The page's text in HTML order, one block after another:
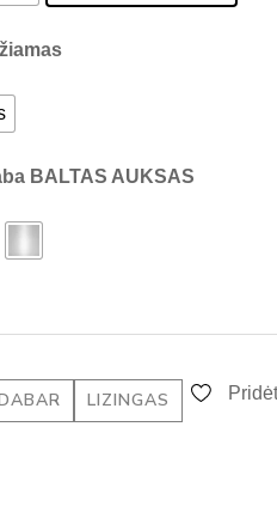
BALTAS AUKSAS
LIZINGAS